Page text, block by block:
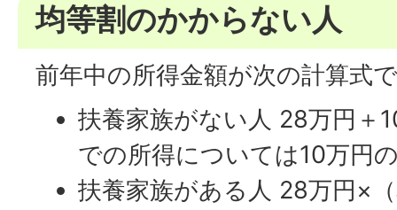
均等割のかからない人
前年中の所得金額が次の計算式
扶養家族がない人 28万円＋
での所得については10万円
扶養家族がある人 28万円×